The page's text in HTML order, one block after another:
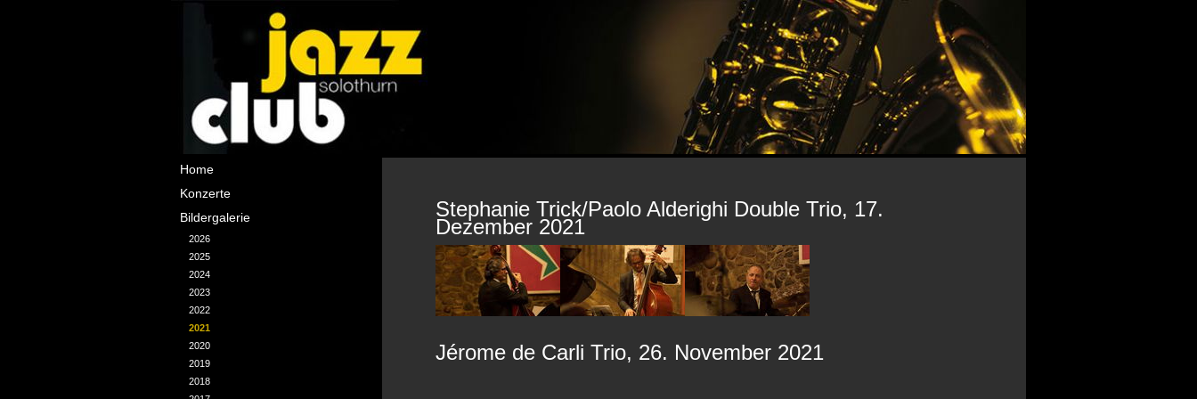
Stephanie Trick/Paolo Alderighi Double Trio, 17.
Dezember 2021
Jérome de Carli Trio, 26. November 2021
Navigation
Home
Konzerte
Bildergalerie
2026
2025
2024
2023
2022
2021
2020
2019
2018